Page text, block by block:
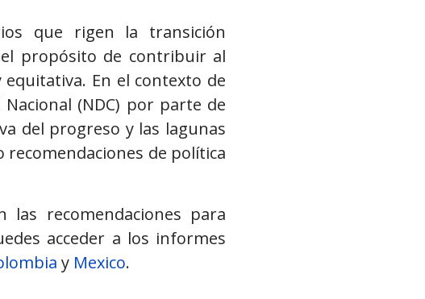
que rigen la transición
propósito de contribuir al
En el contexto de
(NDC) por parte de
del progreso y las lagunas
de política
recomendaciones para
acceder a los informes
y Mexico.